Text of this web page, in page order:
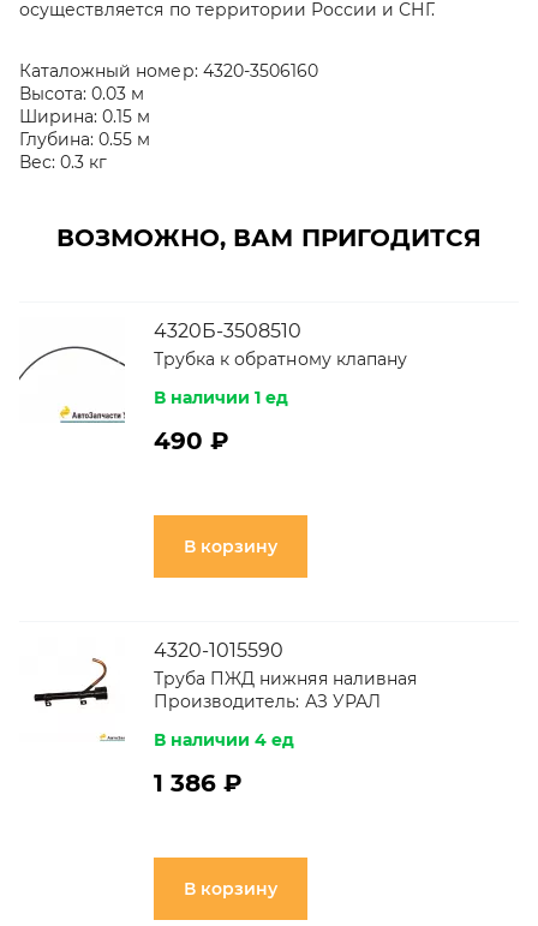
осуществляется по территории России и СНГ.
Каталожный номер: 4320-3506160
Высота: 0.03 м
Ширина: 0.15 м
Глубина: 0.55 м
Вес: 0.3 кг
ВОЗМОЖНО, ВАМ ПРИГОДИТСЯ
4320Б-3508510
Трубка к обратному клапану
В наличии 1 ед
490 ₽
В корзину
4320-1015590
Труба ПЖД нижняя наливная
Производитель: АЗ УРАЛ
В наличии 4 ед
1 386 ₽
В корзину